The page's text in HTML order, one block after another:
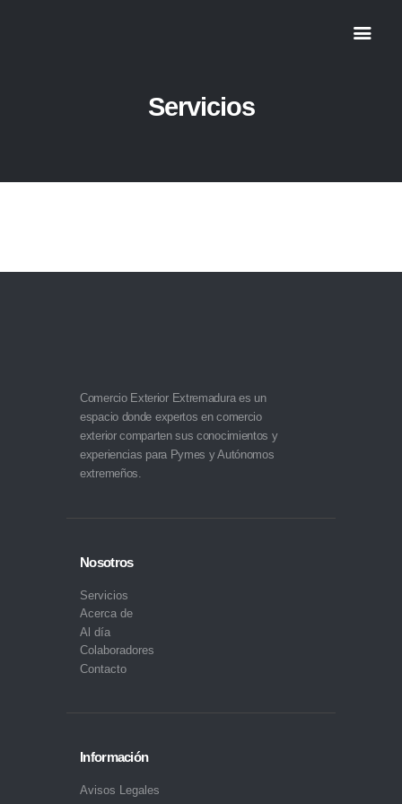
Servicios
Al día
Comercio Exterior Extremadura es un
espacio donde expertos en comercio
exterior comparten sus conocimientos y
experiencias para Pymes y Autónomos
extremeños.
Nosotros
Servicios
Acerca de
Al día
Colaboradores
Contacto
Información
Avisos Legales